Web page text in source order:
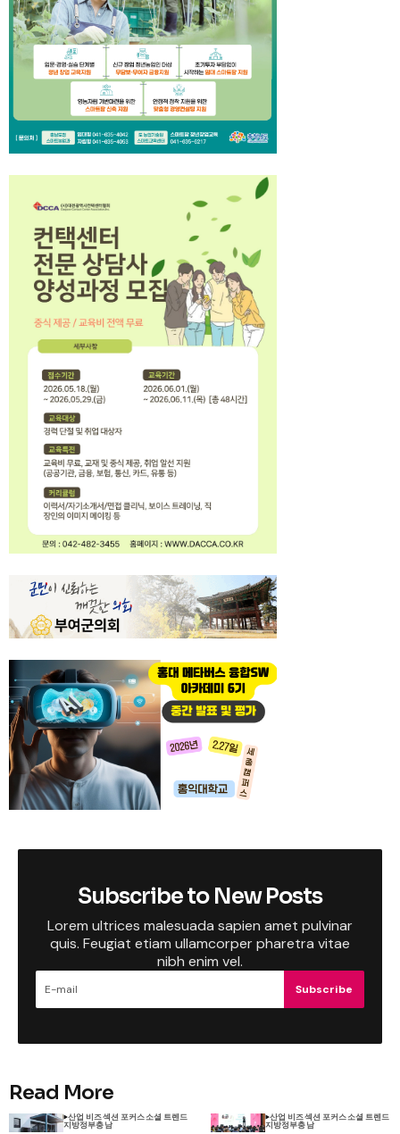
Subscribe to New Posts
Lorem ultrices malesuada sapien amet pulvinar
quis. Feugiat etiam ullamcorper pharetra vitae
nibh enim vel.
Subscribe
Read More
산업 비즈섹션 포커스소셜 트렌드
지방정부충남
산업 비즈섹션 포커스소셜 트렌드
지방정부충남